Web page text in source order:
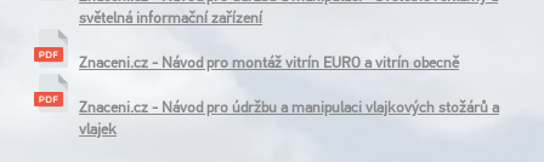
světelná informační zařízení
Znaceni.cz - Návod pro montáž vitrín EURO a vitrín obecně
Znaceni.cz - Návod pro údržbu a manipulaci vlajkových stožárů a
vlajek